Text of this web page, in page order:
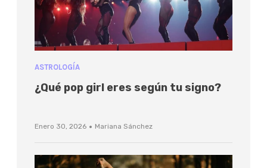
ASTROLOGÍA
¿Qué pop girl eres según tu signo?
Enero 30, 2026 · Mariana Sánchez